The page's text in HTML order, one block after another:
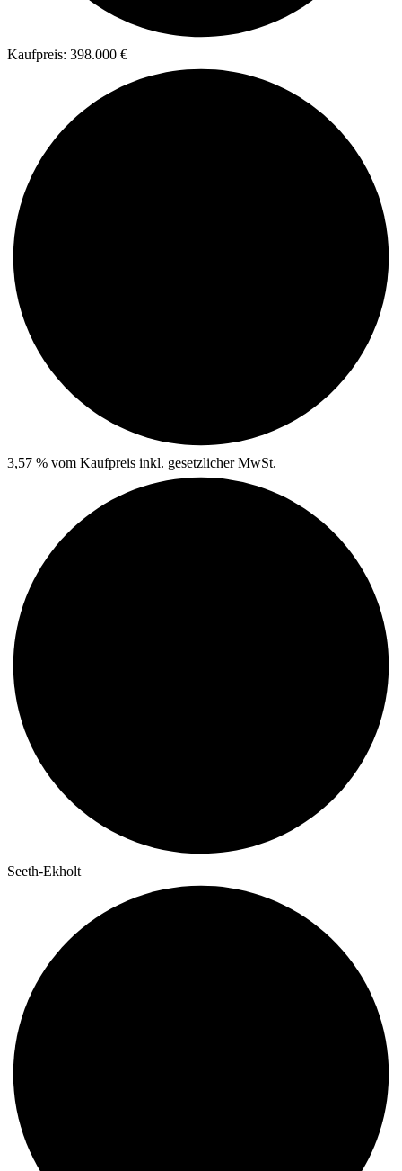
Kaufpreis: 398.000 €
3,57 % vom Kaufpreis inkl. gesetzlicher MwSt.
Seeth-Ekholt